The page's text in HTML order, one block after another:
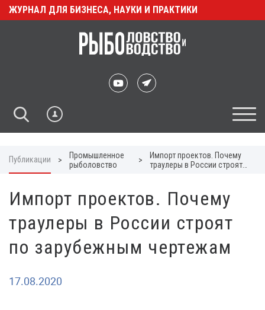
ЖУРНАЛ ДЛЯ БИЗНЕСА, НАУКИ И ПРАКТИКИ
Публикации >
Промышленное
рыболовство
>
Импорт проектов. Почему
траулеры в России строят
Импорт проектов. Почему
траулеры в России строят
по зарубежным чертежам
17.08.2020